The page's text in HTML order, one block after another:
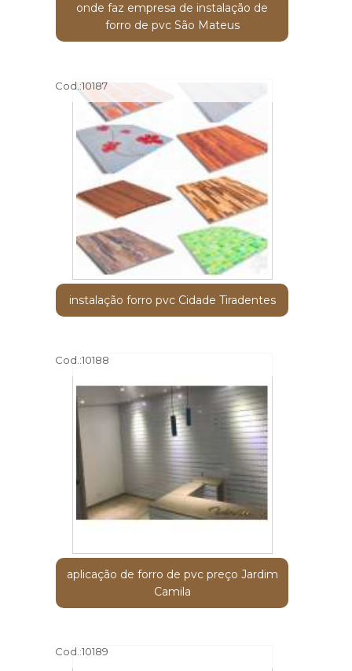
onde faz empresa de instalação de
forro de pvc São Mateus
Cod.:10187
instalação forro pvc Cidade Tiradentes
Cod.:10188
aplicação de forro de pvc preço Jardim
Camila
Cod.:10189